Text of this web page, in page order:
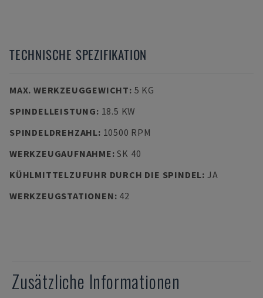
TECHNISCHE SPEZIFIKATION
MAX. WERKZEUGGEWICHT: 5 KG
SPINDELLEISTUNG: 18.5 KW
SPINDELDREHZAHL: 10500 RPM
WERKZEUGAUFNAHME:SK 40
KÜHLMITTELZUFUHR DURCH DIE SPINDEL: JA
WERKZEUGSTATIONEN: 42
Zusätzliche Informationen